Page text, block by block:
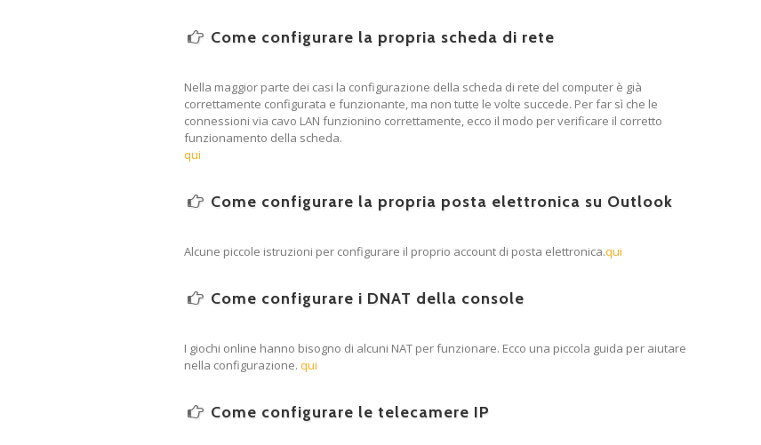
Come configurare la propria scheda di rete
Nella maggior parte dei casi la configurazione della scheda di rete del computer è già
correttamente configurata e funzionante, ma non tutte le volte succede. Per far sì che le
connessioni via cavo LAN funzionino correttamente, ecco il modo per verificare il corretto
funzionamento della scheda.
qui
Come configurare la propria posta elettronica su Outlook
Alcune piccole istruzioni per configurare il proprio account di posta elettronica.qui
Come configurare i DNAT della console
I giochi online hanno bisogno di alcuni NAT per funzionare. Ecco una piccola guida per aiutare
nella configurazione. qui
Come configurare le telecamere IP